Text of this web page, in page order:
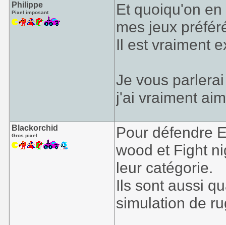
Philippe
Pixel imposant
Et quoiqu'on
mes jeux
Il est vraiment
Je vous
j'ai vraiment
Blackorchid
Gros pixel
Pour défendre
wood et Fight
leur catégorie.
Ils sont aussi
simulation de